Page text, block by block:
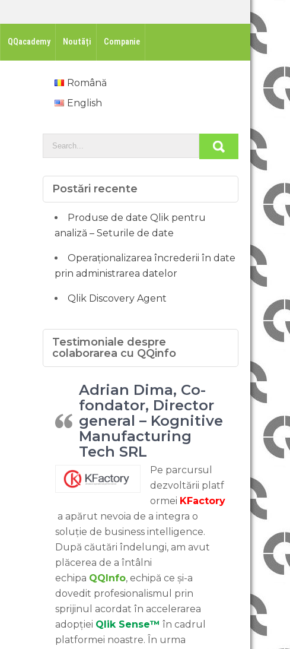
QQacademy Noutăți Companie
Română
English
Postări recente
Produse de date Qlik pentru
analiză – Seturile de date
Operaționalizarea încrederii în date
prin administrarea datelor
Qlik Discovery Agent
Testimoniale despre
colaborarea cu QQinfo
Adrian Dima, Co-
fondator, Director
general – Kognitive
Manufacturing
Tech SRL
Pe parcursul
dezvoltării platf
ormei KFactory
a apărut nevoia de a integra o
soluție de business intelligence.
După căutări îndelungi, am avut
plăcerea de a întâlni
echipa QQInfo, echipă ce și-a
dovedit profesionalismul prin
sprijinul acordat în accelerarea
adopției Qlik Sense™ în cadrul
platformei noastre. În urma